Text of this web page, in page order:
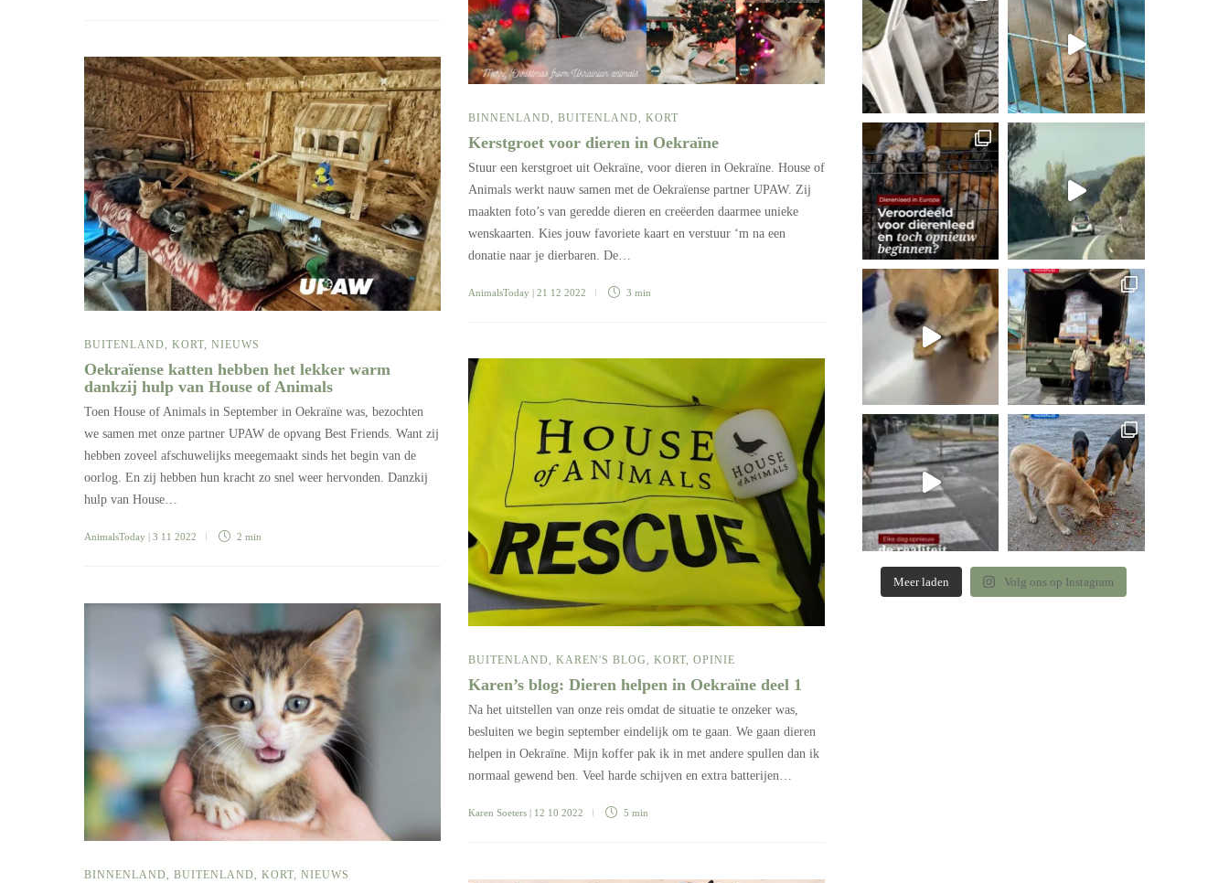
BINNENLAND BUITENLAND KORT
Kerstgroet voor dieren in Oekraïne
Stuur een kerstgroet uit Oekraïne, voor dieren in Oekraïne. House of
Animals werkt nauw samen met de Oekraïense partner UPAW. Zij
maakten foto’s van geredde dieren en creëerden daarmee unieke
wenskaarten. Kies jouw favoriete kaart en verstuur ‘m na een
donatie naar je dierbaren. De…
AnimalsToday | 21 12 2022 3 min
BUITENLAND KORT NIEUWS
Oekraïense katten hebben het lekker warm
dankzij hulp van House of Animals
Toen House of Animals in September in Oekraïne was, bezochten
we samen met onze partner UPAW de opvang Best Friends. Want zij
hebben zoveel afschuwelijks meegemaakt sinds het begin van de
oorlog. En zij hebben hun kracht zo snel weer hervonden. Danzkij
hulp van House…
AnimalsToday | 3 11 2022 2 min
BUITENLAND, KAREN'S BLOG, KORT, OPINIE
Karen’s blog: Dieren helpen in Oekraïne deel 1
Na het uitstellen van onze reis omdat de situatie te onzeker was,
besluiten we begin september eindelijk om te gaan. We gaan dieren
helpen in Oekraïne. Mijn koffer pak ik in met andere spullen dan ik
normaal gewend ben. Veel harde schijven en extra batterijen…
Karen Soeters | 12 10 2022 5 min
BINNENLAND, BUITENLAND, KORT, NIEUWS
Meer laden Volg ons op Instagram